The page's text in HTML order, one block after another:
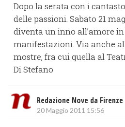
Dopo la serata con i
delle passioni. Sabato 21
diventa un inno all’amore
manifestazioni. Via anche
mostre, fra cui quella al
Di Stefano
Redazione Nove da Firenze
20 Maggio 2011 15:56